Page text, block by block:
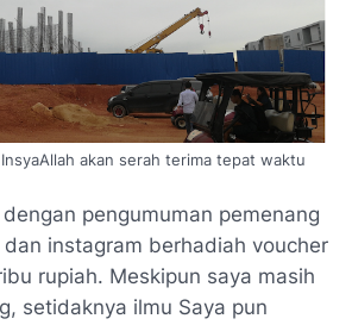
akan serah terima tepat waktu
pengumuman pemenang
dan instagram berhadiah voucher
rupiah. Meskipun saya masih
setidaknya ilmu Saya pun